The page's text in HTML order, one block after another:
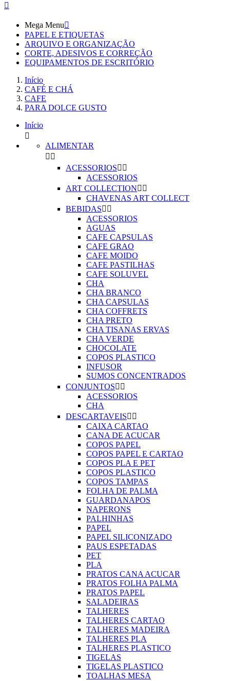

Mega Menu
PAPEL E ETIQUETAS
ARQUIVO E ORGANIZAÇÃO
CORTE, ADESIVOS E CORREÇÃO
EQUIPAMENTOS DE ESCRITÓRIO
Início
CAFÉ E CHÁ
CAFE
PARA DOLCE GUSTO
Início

ALIMENTAR
 
ACESSORIOS 
ACESSORIOS
ART COLLECTION 
CHAVENAS ART COLLECT
BEBIDAS 
ACESSORIOS
AGUAS
CAFE CAPSULAS
CAFE GRAO
CAFE MOIDO
CAFE PASTILHAS
CAFE SOLUVEL
CHA
CHA BRANCO
CHA CAPSULAS
CHA COFFRETS
CHA PRETO
CHA TISANAS ERVAS
CHA VERDE
CHOCOLATE
COPOS PLASTICO
INFUSOR
SUMOS CONCENTRADOS
CONJUNTOS 
ACESSORIOS
CHA
DESCARTAVEIS 
CAIXA CARTAO
CANA DE ACUCAR
COPOS PAPEL
COPOS PAPEL E CARTAO
COPOS PLA E PET
COPOS PLASTICO
COPOS TAMPAS
FOLHA DE PALMA
GUARDANAPOS
NAPERONS
PALHINHAS
PAPEL
PAPEL SILICONIZADO
PAUS ESPETADAS
PET
PLA
PRATOS CANA ACUCAR
PRATOS FOLHA PALMA
PRATOS PAPEL
SALADEIRAS
TALHERES
TALHERES CARTAO
TALHERES MADEIRA
TALHERES PLA
TALHERES PLASTICO
TIGELAS
TIGELAS PLASTICO
TOALHAS MESA